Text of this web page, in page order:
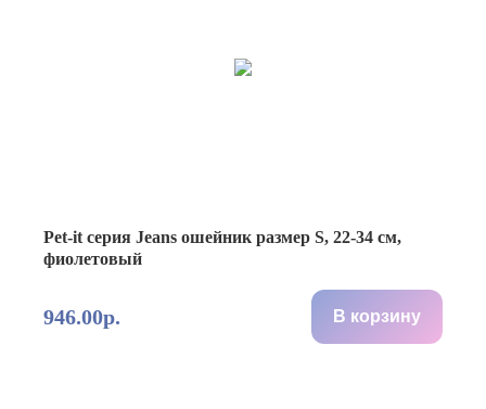
Pet-it серия Jeans ошейник размер S, 22-34 см,
фиолетовый
946.00р. В корзину